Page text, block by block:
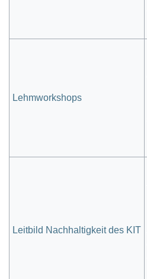
Lehmworkshops
Leitbild Nachhaltigkeit des KIT